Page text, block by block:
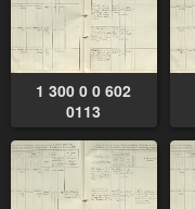
1 300 0 0 602
0113